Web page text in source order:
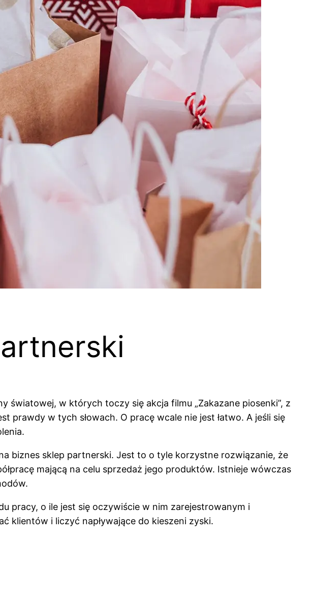
światowej, w których toczy się akcja filmu „Zakazane piosenki”, z
prawdy w tych słowach. O pracę wcale nie jest łatwo. A jeśli się
biznes sklep partnerski. Jest to o tyle korzystne rozwiązanie, że
mającą na celu sprzedaż jego produktów. Istnieje wówczas
pracy, o ile jest się oczywiście w nim zarejestrowanym i
klientów i liczyć napływające do kieszeni zyski.